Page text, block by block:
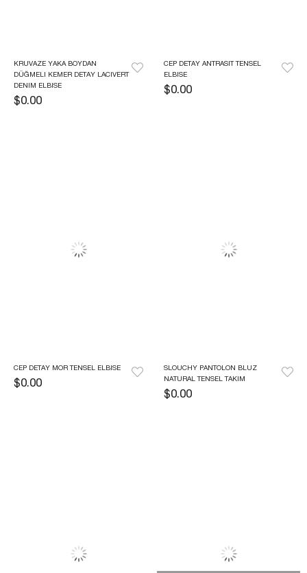
KRUVAZE YAKA BOYDAN
DÜĞMELI KEMER DETAY LACIVERT
DENIM ELBISE
$0.00
CEP DETAY ANTRASIT TENSEL
ELBISE
$0.00
CEP DETAY MOR TENSEL ELBISE
$0.00
SLOUCHY PANTOLON BLUZ
NATURAL TENSEL TAKIM
$0.00